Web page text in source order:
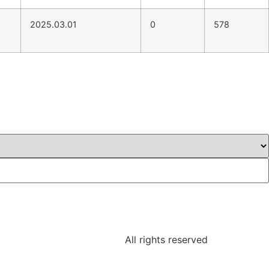
2025.03.01 0 578
All rights reserved